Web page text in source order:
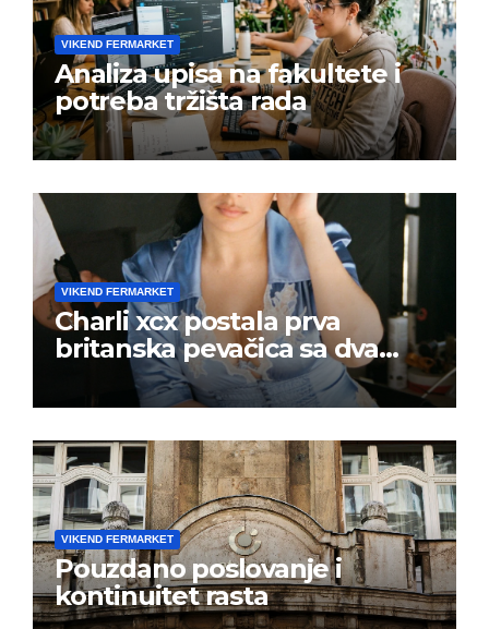
VIKEND FERMARKET
Analiza upisa na fakultete i
potreba tržišta rada
VIKEND FERMARKET
Charli xcx postala prva
britanska pevačica sa dva
albuma na prvom mestu u
istoj kalendarskoj godini
VIKEND FERMARKET
Pouzdano poslovanje i
kontinuitet rasta